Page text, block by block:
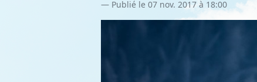
Publié le 07 nov. 2017 à 18:00